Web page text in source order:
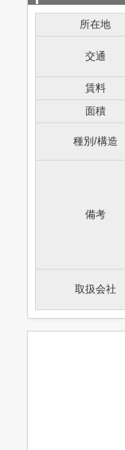
所在地
交通
賃料
面積
種別/構造
備考
取扱会社